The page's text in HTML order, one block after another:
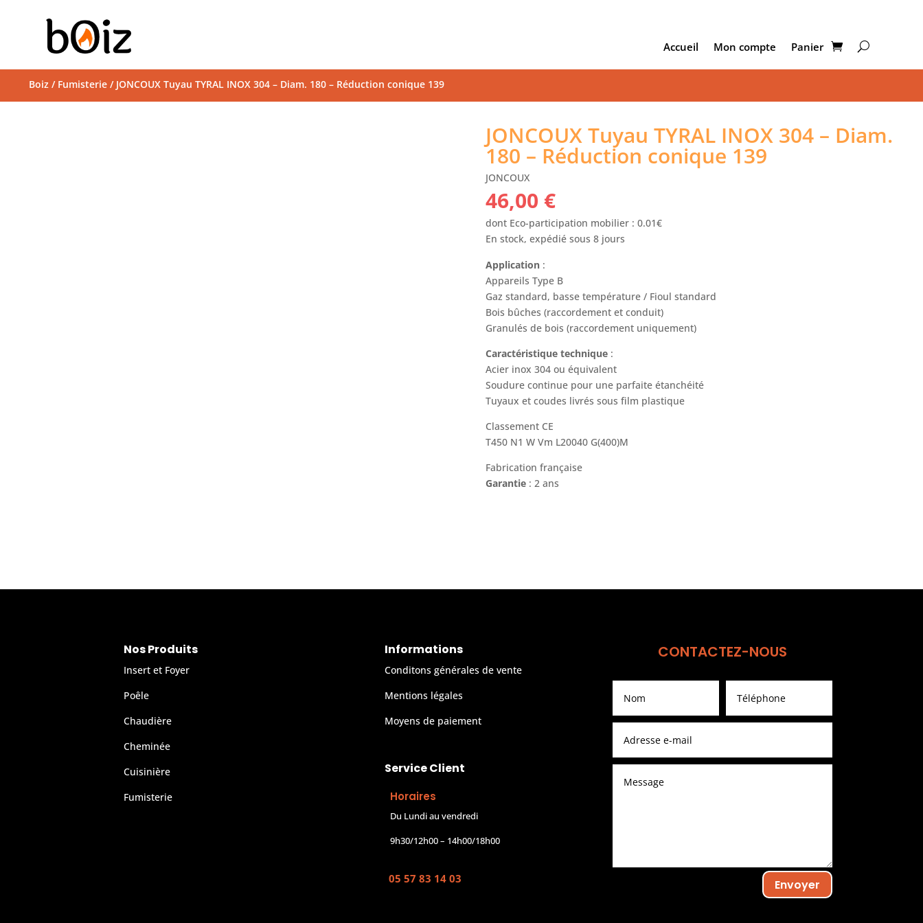
Accueil Mon compte Panier
Boiz / Fumisterie / JONCOUX Tuyau TYRAL INOX 304 – Diam. 180 – Réduction conique 139
JONCOUX Tuyau TYRAL INOX 304 – Diam.
180 – Réduction conique 139
JONCOUX
46,00 €
dont Eco-participation mobilier : 0.01€
En stock, expédié sous 8 jours
Application :
Appareils Type B
Gaz standard, basse température / Fioul standard
Bois bûches (raccordement et conduit)
Granulés de bois (raccordement uniquement)
Caractéristique technique :
Acier inox 304 ou équivalent
Soudure continue pour une parfaite étanchéité
Tuyaux et coudes livrés sous film plastique
Classement CE
T450 N1 W Vm L20040 G(400)M
Fabrication française
Garantie : 2 ans
Nos Produits
Insert et Foyer
Poêle
Chaudière
Cheminée
Cuisinière
Fumisterie
Informations
Conditons générales de vente
Mentions légales
Moyens de paiement
Service Client
Horaires
Du Lundi au vendredi
9h30/12h00 – 14h00/18h00
05 57 83 14 03
CONTACTEZ-NOUS
Envoyer